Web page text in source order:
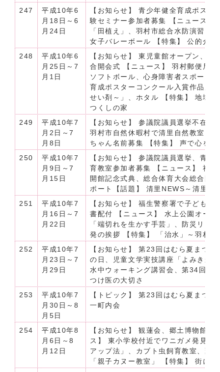
247
平成10年6
月18日～6
月24日
【お知らせ】 青少年健全育成ポス
験セミナー参加者募集 【ニュース】
「田植え」、羽村市総合水防演習、
女子バレーボール 【特集】 公的介護
248
平成10年6
月25日～7
月1日
【お知らせ】 東児童館オープン、
合開会式 【ニュース】 羽村郵便局
ソフトボール、心身障害者スポーツ
育成ポスターコンクール入賞作品展
せい剤～」、ホタル 【特集】 地域
つくしの家
249
平成10年7
月2日～7
月8日
【お知らせ】 参議院議員選挙不在
羽村市自然休暇村で清里自然教室「
ちゃん名前募集 【特集】 声で心を
250
平成10年7
月9日～7
月15日
【お知らせ】 参議院議員選挙、青
育教室参加者募集 【ニュース】 社
開館記念式典、総合体育大会総合開
ポート【話題】 清里NEWS～清里高
251
平成10年7
月16日～7
月22日
【お知らせ】 福生警察署で子ども
書配付 【ニュース】 水上公園オー
「端切れを生かす手芸」、防災リー
発の挨拶 【特集】 「治水」～羽村の
252
平成10年7
月23日～7
月29日
【お知らせ】 第23回はむら夏まつ
の日、児童文学実技講座「よみきか
水中ウォーキング講習会、第34回羽
つけ医の大切さ
253
平成10年7
月30日～8
月5日
【トピック】 第23回はむら夏まつ
一町内会
254
平成10年8
月6日～8
月12日
【お知らせ】 観蓮会、郷土博物館
ス】 東小学校付近でワニガメ発見、
アップ法」、カブト虫飼育教室、薫
「親子カヌー教室」 【特集】 街に